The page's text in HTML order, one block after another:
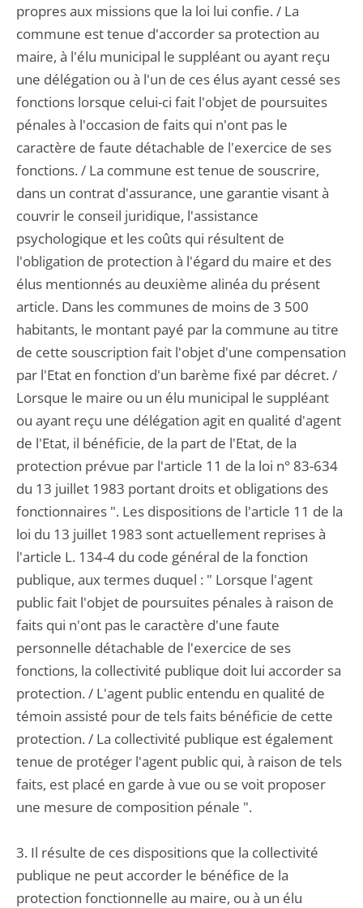
propres aux missions que la loi lui confie. / La
commune est tenue d'accorder sa protection au
maire, à l'élu municipal le suppléant ou ayant reçu
une délégation ou à l'un de ces élus ayant cessé ses
fonctions lorsque celui-ci fait l'objet de poursuites
pénales à l'occasion de faits qui n'ont pas le
caractère de faute détachable de l'exercice de ses
fonctions. / La commune est tenue de souscrire,
dans un contrat d'assurance, une garantie visant à
couvrir le conseil juridique, l'assistance
psychologique et les coûts qui résultent de
l'obligation de protection à l'égard du maire et des
élus mentionnés au deuxième alinéa du présent
article. Dans les communes de moins de 3 500
habitants, le montant payé par la commune au titre
de cette souscription fait l'objet d'une compensation
par l'Etat en fonction d'un barème fixé par décret. /
Lorsque le maire ou un élu municipal le suppléant
ou ayant reçu une délégation agit en qualité d'agent
de l'Etat, il bénéficie, de la part de l'Etat, de la
protection prévue par l'article 11 de la loi n° 83-634
du 13 juillet 1983 portant droits et obligations des
fonctionnaires ". Les dispositions de l'article 11 de la
loi du 13 juillet 1983 sont actuellement reprises à
l'article L. 134-4 du code général de la fonction
publique, aux termes duquel : " Lorsque l'agent
public fait l'objet de poursuites pénales à raison de
faits qui n'ont pas le caractère d'une faute
personnelle détachable de l'exercice de ses
fonctions, la collectivité publique doit lui accorder sa
protection. / L'agent public entendu en qualité de
témoin assisté pour de tels faits bénéficie de cette
protection. / La collectivité publique est également
tenue de protéger l'agent public qui, à raison de tels
faits, est placé en garde à vue ou se voit proposer
une mesure de composition pénale ".
3. Il résulte de ces dispositions que la collectivité
publique ne peut accorder le bénéfice de la
protection fonctionnelle au maire, ou à un élu